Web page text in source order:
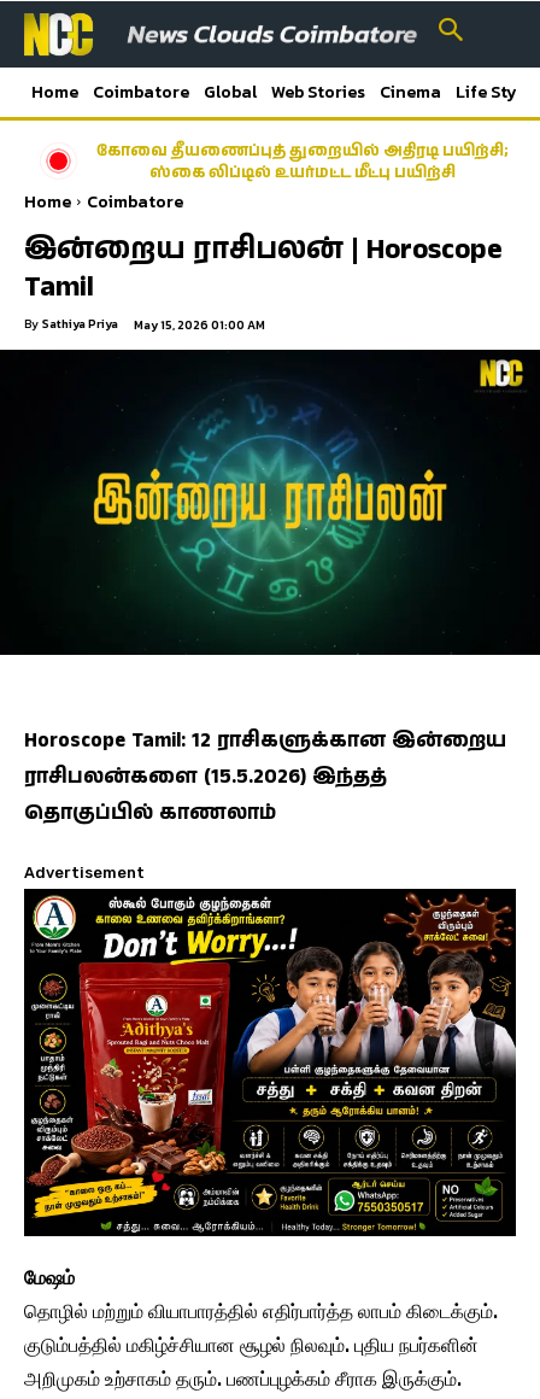
Home Coimbatore Global Web Stories Cinema Life Style
கோவை தீயணைப்புத் துறையில் அதிரடி பயிற்சி;
ஸ்கை லிப்டில் உயர்மட்ட மீட்பு பயிற்சி
Home Coimbatore
இன்றைய ராசிபலன் | Horoscope
Tamil
By Sathiya Priya May 15, 2026 01:00 AM
Horoscope Tamil: 12 ராசிகளுக்கான இன்றைய
ராசிபலன்களை (15.5.2026) இந்தத்
தொகுப்பில் காணலாம்
Advertisement
மேஷம்
தொழில் மற்றும் வியாபாரத்தில் எதிர்பார்த்த லாபம் கிடைக்கும்.
குடும்பத்தில் மகிழ்ச்சியான சூழல் நிலவும். புதிய நபர்களின்
அறிமுகம் உற்சாகம் தரும். பணப்புழக்கம் சீராக இருக்கும்.